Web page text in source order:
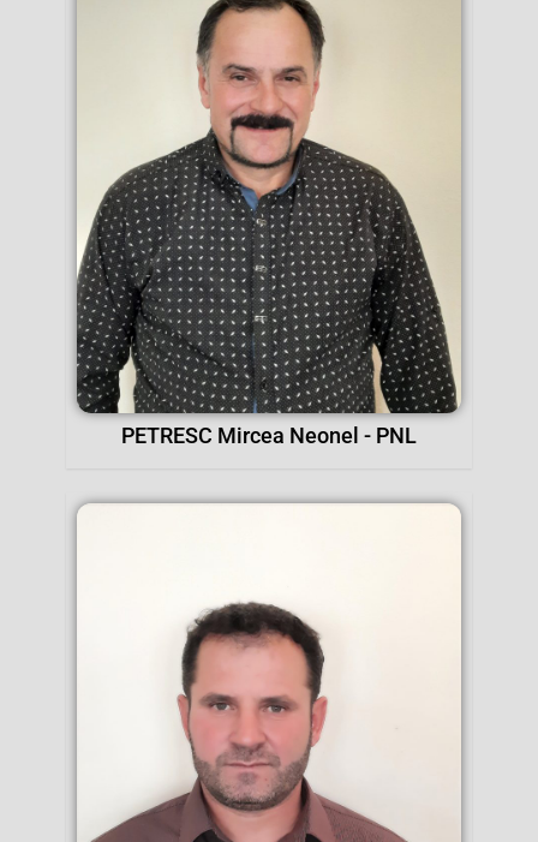
PETRESC Mircea Neonel - PNL